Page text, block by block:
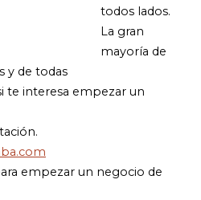
todos lados.
La gran
mayoría de
y de todas
te interesa empezar un
empezar un negocio de